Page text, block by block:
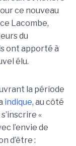
ce nouveau
Lacombe,
du
ont apporté à
élu.
la période
indique, au côté
«
l’envie de
d’être :